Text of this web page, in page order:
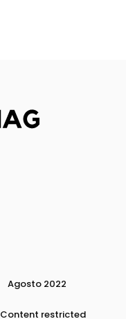
Agosto 2022
Content restricted